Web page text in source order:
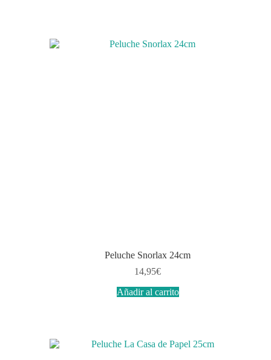
Peluche Snorlax 24cm
14,95€
Añadir al carrito